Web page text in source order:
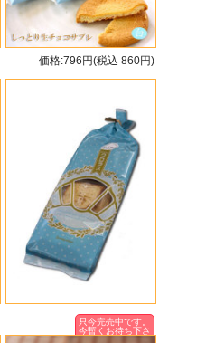
価格:796円(税込 860円)
只今完売中です。
今暫くお待ち下さ